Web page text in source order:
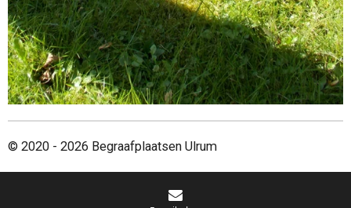
© 2020 - 2026 Begraafplaatsen Ulrum